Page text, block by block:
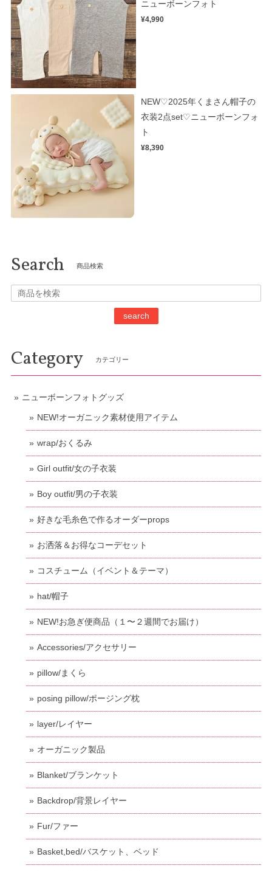
ニューボーンフォト
¥4,990
NEW♡2025年くまさん帽子の
衣装2点set♡ニューボーンフォ
ト
¥8,390
Search 商品検索
search
Category カテゴリー
ニューボーンフォトグッズ
NEW!オーガニック素材使用アイテム
wrap/おくるみ
Girl outfit/女の子衣装
Boy outfit/男の子衣装
好きな毛糸色で作るオーダーprops
お洒落＆お得なコーデセット
コスチューム（イベント＆テーマ）
hat/帽子
NEW!お急ぎ便商品（１〜２週間でお届け）
Accessories/アクセサリー
pillow/まくら
posing pillow/ポージング枕
layer/レイヤー
オーガニック製品
Blanket/ブランケット
Backdrop/背景レイヤー
Fur/ファー
Basket,bed/バスケット、ベッド